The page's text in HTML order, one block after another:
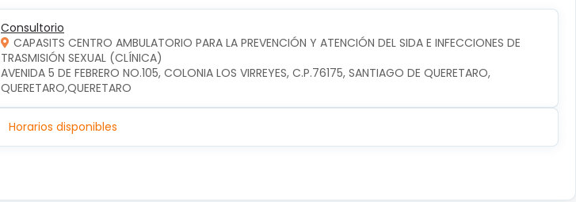
Consultorio
CAPASITS CENTRO AMBULATORIO PARA LA PREVENCIÓN Y ATENCIÓN DEL SIDA E INFECCIONES DE
TRASMISIÓN SEXUAL (CLÍNICA)
AVENIDA 5 DE FEBRERO NO.105, COLONIA LOS VIRREYES, C.P.76175, SANTIAGO DE QUERETARO,
QUERETARO,QUERETARO
Horarios disponibles